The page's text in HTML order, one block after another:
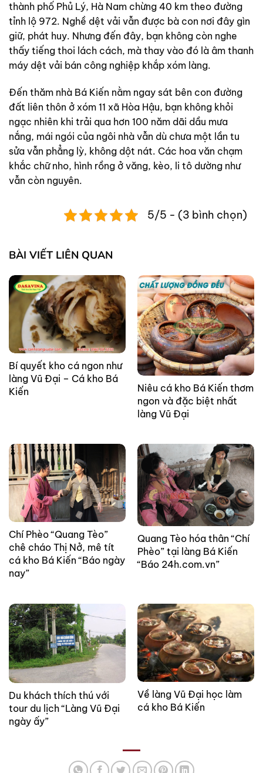
thành phố Phủ Lý, Hà Nam chừng 40 km theo đường
tỉnh lộ 972. Nghề dệt vải vẫn được bà con nơi đây gìn
giữ, phát huy. Nhưng đến đây, bạn không còn nghe
thấy tiếng thoi lách cách, mà thay vào đó là âm thanh
máy dệt vải bán công nghiệp khắp xóm làng.
Đến thăm nhà Bá Kiến nằm ngay sát bên con đường
đất liên thôn ở xóm 11 xã Hòa Hậu, bạn không khỏi
ngạc nhiên khi trải qua hơn 100 năm dãi dầu mưa
nắng, mái ngói của ngôi nhà vẫn dù chưa một lần tu
sửa vẫn phẳng lỳ, không dột nát. Các hoa văn chạm
khắc chữ nho, hình rồng ở văng, kèo, li tô dường như
vẫn còn nguyên.
5/5 - (3 bình chọn)
BÀI VIẾT LIÊN QUAN
Bí quyết kho cá ngon như
làng Vũ Đại – Cá kho Bá
Kiến
Niêu cá kho Bá Kiến thơm
ngon và đặc biệt nhất
làng Vũ Đại
Chí Phèo “Quang Tèo”
chê cháo Thị Nở, mê tít
cá kho Bá Kiến “Báo ngày
nay”
Quang Tèo hóa thân “Chí
Phèo” tại làng Bá Kiến
“Báo 24h.com.vn”
Du khách thích thú với
tour du lịch “Làng Vũ Đại
ngày ấy”
Về làng Vũ Đại học làm
cá kho Bá Kiến